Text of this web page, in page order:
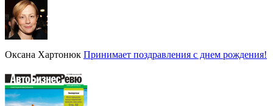
Оксана Хартонюк Принимает поздравления с днем рождения!